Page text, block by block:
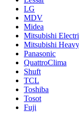
LG
MDV
Midea
Mitsubishi
Mitsubishi Heavy
Panasonic
QuattroClima
Shuft
TCL
Toshiba
Tosot
Fuji